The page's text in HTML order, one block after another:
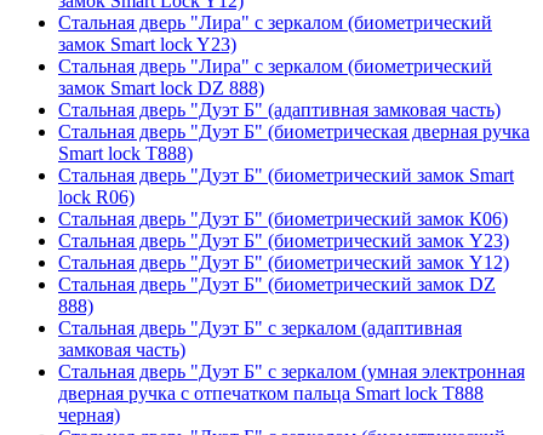
Стальная дверь "Лира" с зеркалом (биометрический
замок Smart lock Y23)
Стальная дверь "Лира" с зеркалом (биометрический
замок Smart lock DZ 888)
Стальная дверь "Дуэт Б" (адаптивная замковая часть)
Стальная дверь "Дуэт Б" (биометрическая дверная ручка
Smart lock T888)
Стальная дверь "Дуэт Б" (биометрический замок Smart
lock R06)
Стальная дверь "Дуэт Б" (биометрический замок К06)
Стальная дверь "Дуэт Б" (биометрический замок Y23)
Стальная дверь "Дуэт Б" (биометрический замок Y12)
Стальная дверь "Дуэт Б" (биометрический замок DZ
888)
Стальная дверь "Дуэт Б" с зеркалом (адаптивная
замковая часть)
Стальная дверь "Дуэт Б" с зеркалом (умная электронная
дверная ручка с отпечатком пальца Smart lock T888
черная)